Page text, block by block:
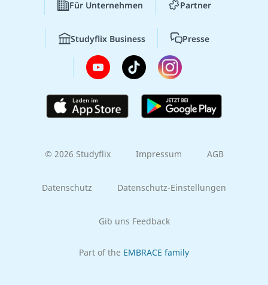
Für Unternehmen Partner
Studyflix Business Presse
© 2026 Studyflix Impressum AGB
Datenschutz Datenschutz-Einstellungen
Gib uns Feedback
Part of the EMBRACE family